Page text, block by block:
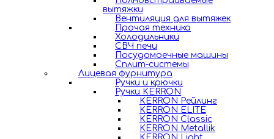
вытяжки
Вентиляция для вытяжек
Прочая техника
Холодильники
СВЧ печи
Посудомоечные машины
Сплит-системы
Лицевая фурнитура
Ручки и крючки
Ручки KERRON
KERRON Рейлинг
KERRON ELITE
KERRON Classic
KERRON Metallik